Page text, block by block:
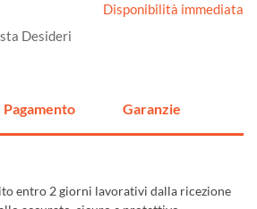
Disponibilità immediata
Desideri
Pagamento Garanzie
entro 2 giorni lavorativi dalla ricezione